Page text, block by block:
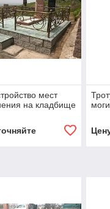
мест
на кладбище